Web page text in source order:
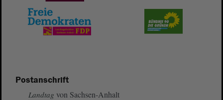
Postanschrift
Landtag von Sachsen-Anhalt